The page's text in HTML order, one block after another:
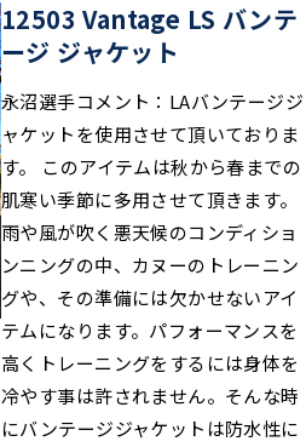
12503 Vantage LS バンテ
ージ ジャケット
永沼選手コメント：LAバンテージジ
ャケットを使用させて頂いておりま
す。 このアイテムは秋から春までの
肌寒い季節に多用させて頂きます。
雨や風が吹く悪天候のコンディショ
ンニングの中、カヌーのトレーニン
グや、その準備には欠かせないアイ
テムになります。パフォーマンスを
高くトレーニングをするには身体を
冷やす事は許されません。そんな時
にバンテージジャケットは防水性に